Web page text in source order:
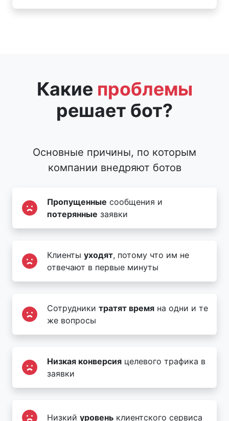
Какие проблемы
решает бот?
Основные причины, по которым
компании внедряют ботов
Пропущенные сообщения и
потерянные заявки
Клиенты уходят, потому что им не
отвечают в первые минуты
Сотрудники тратят время на одни и те
же вопросы
Низкая конверсия целевого трафика в
заявки
Низкий уровень клиентского сервиса